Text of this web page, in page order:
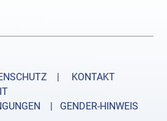
|
KONTAKT
| GENDER-HINWEIS